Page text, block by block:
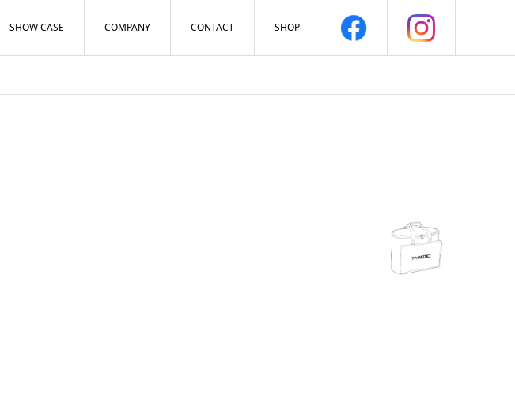
SHOW CASE COMPANY CONTACT SHOP